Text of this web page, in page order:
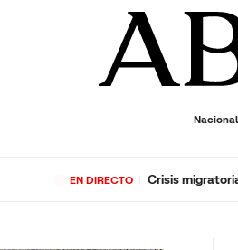
Nacional
ECONOMÍADEPORTES SOCIEDADCULTURA
EN DIRECTO Crisis